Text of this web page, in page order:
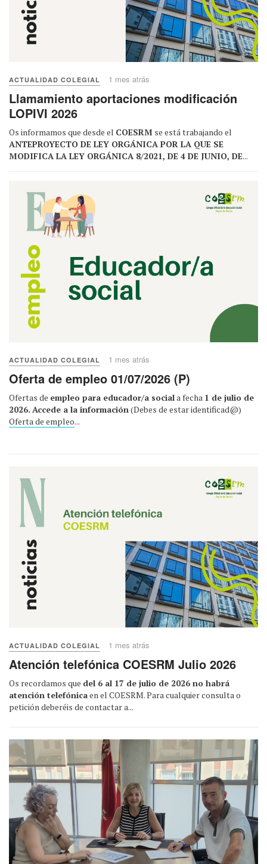
ACTUALIDAD COLEGIAL 1 mes atrás
Llamamiento aportaciones modificación
LOPIVI 2026
Os informamos que desde el COESRM se está trabajando el
ANTEPROYECTO DE LEY ORGÁNICA POR LA QUE SE
MODIFICA LA LEY ORGÁNICA 8/2021, DE 4 DE JUNIO, DE...
ACTUALIDAD COLEGIAL 1 mes atrás
Oferta de empleo 01/07/2026 (P)
Ofertas de empleo para educador/a sociala fecha 1 de julio de
2026. Accede a la información (Debes de estar identificad@)
Oferta de empleo...
ACTUALIDAD COLEGIAL 1 mes atrás
Atención telefónica COESRM Julio 2026
Os recordamos que del 6 al 17 de julio de 2026 no habrá
atención telefónicaen el COESRM. Para cualquier consulta o
petición deberéis de contactar a...